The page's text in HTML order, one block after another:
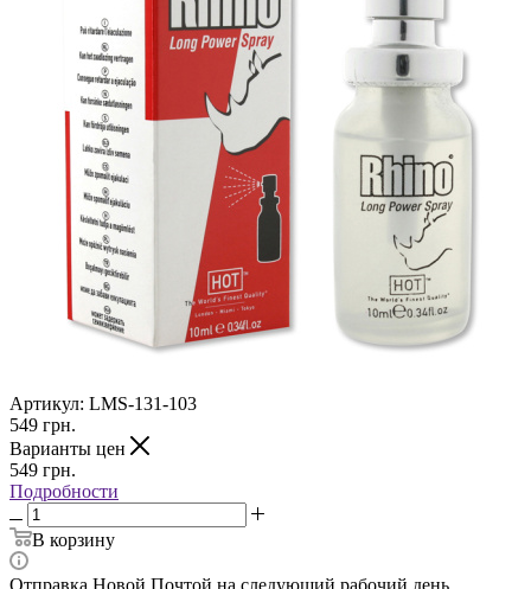
Артикул: LMS-131-103
549 грн.
Варианты цен
549 грн.
Подробности
В корзину
Отправка Новой Почтой на следующий рабочий день